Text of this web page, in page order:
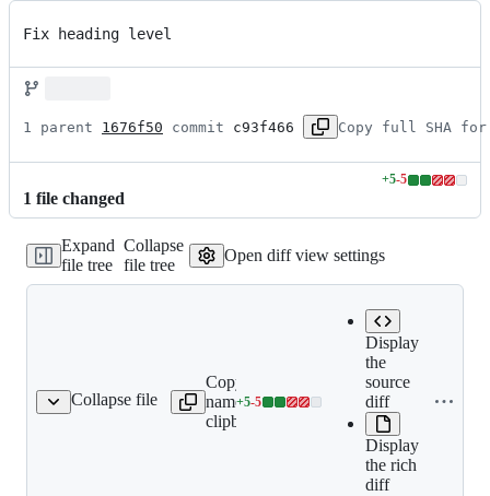
Fix heading level
1 parent 1676f50 commit c93f466 Copy full SHA for
1 file changed
+5-5
Lines
additions
5
deletions
Expand
file tree
Collapse
file tree
Open diff view settings
Collapse file
an-query-plan.md
Copy file
name to
clipboard
Expand all lines:
content/ja/getting-
an-query-plan.md
+5-5
Lines
Display
the
source
diff
Display
the rich
diff